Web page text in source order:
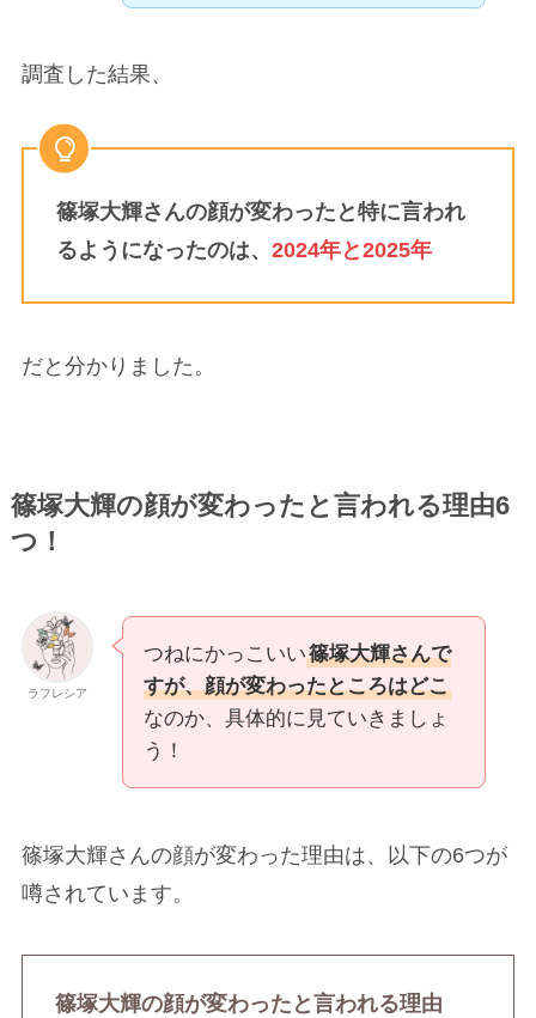
調査した結果、
篠塚大輝さんの顔が変わったと特に言われ
るようになったのは、 2024年と2025年
だと分かりました。
篠塚大輝の顔が変わったと言われる理由6
つ！
ラフレシア
つねにかっこいい篠塚大輝さんで
すが、顔が変わったところはどこ
なのか、具体的に見ていきましょ
う！
篠塚大輝さんの顔が変わった理由は、以下の6つが
噂されています。
篠塚大輝の顔が変わったと言われる理由